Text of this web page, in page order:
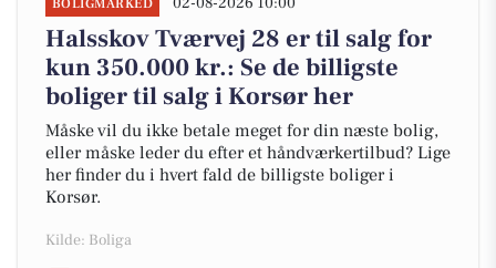
BOLIGMARKED
Halsskov Tværvej 28 er til salg for
kun 350.000 kr.: Se de billigste
boliger til salg i Korsør her
Måske vil du ikke betale meget for din næste bolig,
eller måske leder du efter et håndværkertilbud? Lige
her finder du i hvert fald de billigste boliger i
Korsør.
Kilde: Boliga